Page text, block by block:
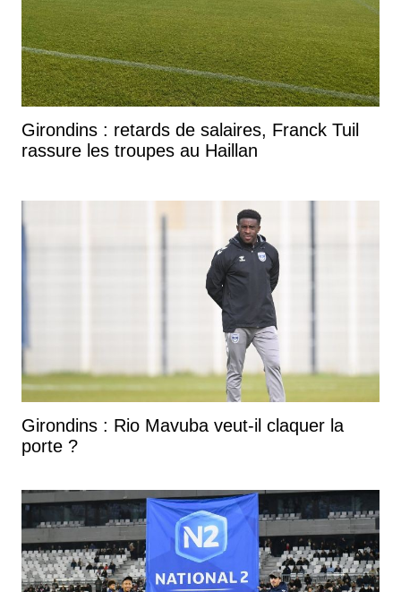
Girondins : retards de salaires, Franck Tuil
rassure les troupes au Haillan
Girondins : Rio Mavuba veut-il claquer la
porte ?